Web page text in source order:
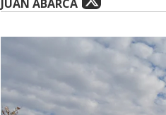
JUAN ABARCA